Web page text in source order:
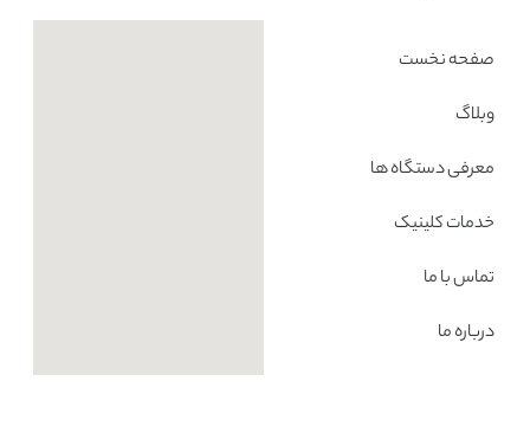
صفحه نخست
وبلاگ
معرفی دستگاه ها
خدمات کلینیک
تماس با ما
درباره ما